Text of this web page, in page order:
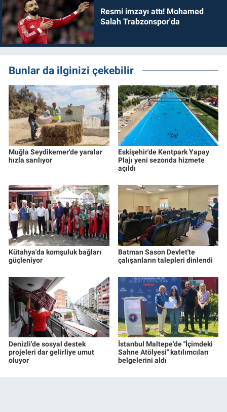
Resmi imzayı attı! Mohamed
Salah Trabzonspor'da
Bunlar da ilginizi çekebilir
Muğla Seydikemer'de yaralar
hızla sarılıyor
Eskişehir'de Kentpark Yapay
Plajı yeni sezonda hizmete
açıldı
Kütahya'da komşuluk bağları
güçleniyor
Batman Sason Devlet'te
çalışanların talepleri dinlendi
Denizli'de sosyal destek
projeleri dar gelirliye umut
oluyor
İstanbul Maltepe'de ''İçimdeki
Sahne Atölyesi'' katılımcıları
belgelerini aldı